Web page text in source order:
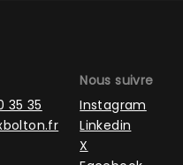
35 35
Nous suivre
Instagram
Linkedin
X